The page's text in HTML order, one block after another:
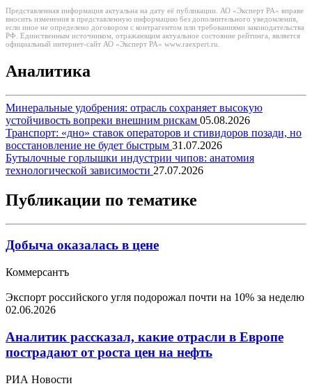
Представленная информация актуальна на дату её публикации. АО «Эксперт РА» вправе
вносить изменения в представленную информацию без дополнительного уведомления,
если иное не определено договором с контрагентом или требованиями законодательства
РФ. Единственным источником, отражающим актуальное состояние рейтинга, является
официальный интернет-сайт АО «Эксперт РА» www.raexpert.ru.
Аналитика
Минеральные удобрения: отрасль сохраняет высокую
устойчивость вопреки внешним рискам 05.08.2026
Транспорт: «дно» ставок операторов и стивидоров позади, но
восстановление не будет быстрым 31.07.2026
Бутылочные горлышки индустрии чипов: анатомия
технологической зависимости 27.07.2026
Публикации по тематике
Добыча оказалась в цене
Коммерсантъ
Экспорт российского угля подорожал почти на 10% за неделю
02.06.2026
Аналитик рассказал, какие отрасли в Европе
пострадают от роста цен на нефть
РИА Новости